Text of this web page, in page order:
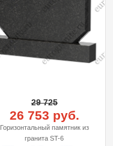
29 725
26 753 руб.
Горизонтальный памятник из
гранита ST-6